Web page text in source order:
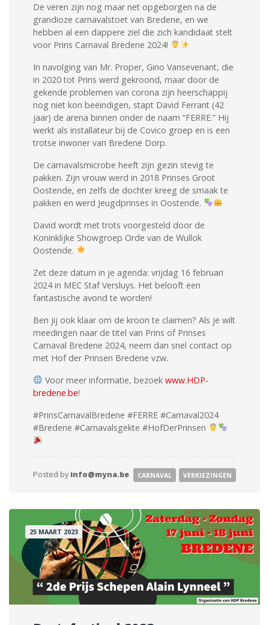
De veren zijn nog maar net opgeborgen na de
grandioze carnavalstoet van Bredene, en we
hebben al een dappere ziel die zich kandidaat stelt
voor Prins Carnaval Bredene 2024!
In navolging van Mr. Proper, Gino Vansevenant, die
in 2020 tot Prins werd gekroond, maar door de
gekende problemen van corona zijn heerschappij
nog niet kon beëindigen, stapt David Ferrant (42
jaar) de arena binnen onder de naam “FERRE.” Hij
werkt als installateur bij de Covico groep en is een
trotse inwoner van Bredene Dorp.
De carnavalsmicrobe heeft zijn gezin stevig te
pakken. Zijn vrouw werd in 2018 Prinses Groot
Oostende, en zelfs de dochter kreeg de smaak te
pakken en werd Jeugdprinses in Oostende.
David wordt met trots voorgesteld door de
Koninklijke Showgroep Orde van de Wullok
Oostende.
Zet deze datum in je agenda: vrijdag 16 februari
2024 in MEC Staf Versluys. Het belooft een
fantastische avond te worden!
Ben jij ook klaar om de kroon te claimen? Als je wilt
meedingen naar de titel van Prins of Prinses
Carnaval Bredene 2024, neem dan snel contact op
met Hof der Prinsen Bredene vzw.
Voor meer informatie, bezoekwww.HDP-
bredene.be!
#PrinsCarnavalBredene #FERRE #Carnaval2024
#Bredene #Carnavalsgekte #HofDerPrinsen
Posted by info@myna.be CARNAVAL VERKIEZINGEN
25 MAART 2023